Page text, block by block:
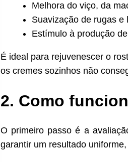
Melhora do viço, da
Suavização de rugas e
Estímulo à produção
É ideal para rejuvenescer o
os cremes sozinhos não
2. Como
O primeiro passo é a
garantir um resultado